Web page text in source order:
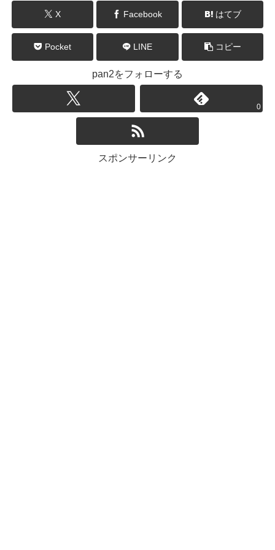
X Facebook はてブ
Pocket LINE コピー
pan2をフォローする
0
スポンサーリンク